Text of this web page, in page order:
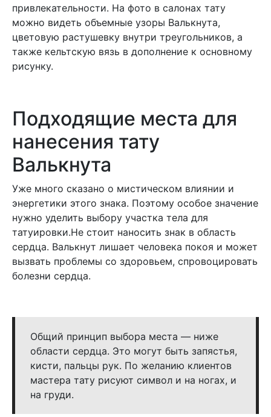
привлекательности. На фото в салонах тату
можно видеть объемные узоры Валькнута,
цветовую растушевку внутри треугольников, а
также кельтскую вязь в дополнение к основному
рисунку.
Подходящие места для
нанесения тату
Валькнута
Уже много сказано о мистическом влиянии и
энергетики этого знака. Поэтому особое значение
нужно уделить выбору участка тела для
татуировки.Не стоит наносить знак в область
сердца. Валькнут лишает человека покоя и может
вызвать проблемы со здоровьем, спровоцировать
болезни сердца.
Общий принцип выбора места — ниже
области сердца. Это могут быть запястья,
кисти, пальцы рук. По желанию клиентов
мастера тату рисуют символ и на ногах, и
на груди.